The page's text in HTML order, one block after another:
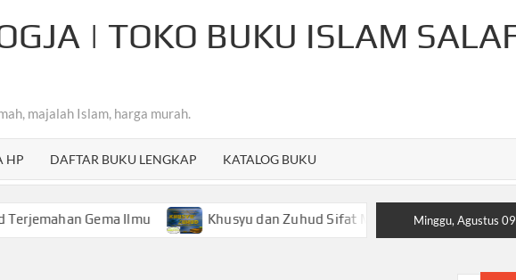
| TOKO BUKU ISLAM
majalah Islam, harga murah.
HP DAFTAR BUKU LENGKAP KATALOG BUKU
Gema Ilmu Khusyu dan Zuhud Sifat Mulia Hamba Ar-Rahman Cahaya
Minggu, Agustus